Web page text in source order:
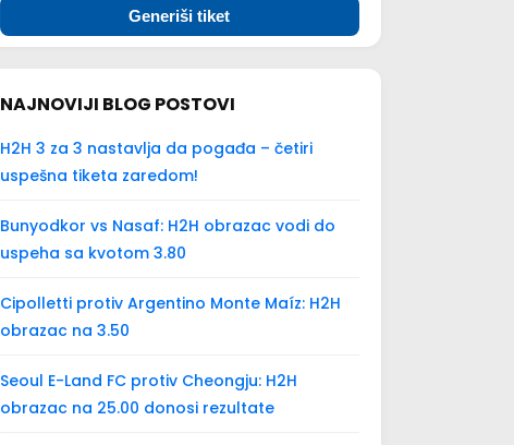
Generiši tiket
NAJNOVIJI BLOG POSTOVI
H2H 3 za 3 nastavlja da pogađa – četiri
uspešna tiketa zaredom!
Bunyodkor vs Nasaf: H2H obrazac vodi do
uspeha sa kvotom 3.80
Cipolletti protiv Argentino Monte Maíz: H2H
obrazac na 3.50
Seoul E-Land FC protiv Cheongju: H2H
obrazac na 25.00 donosi rezultate